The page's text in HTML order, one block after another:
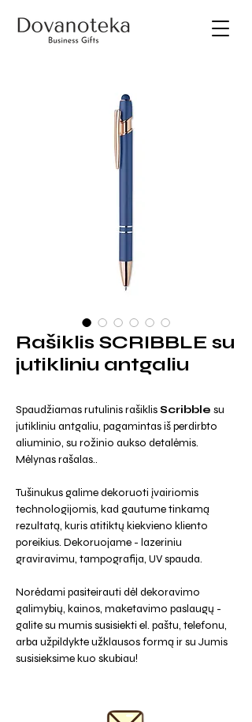
Rašiklis SCRIBBLE su
jutikliniu antgaliu
Spaudžiamas rutulinis rašiklisScribble su
jutikliniu antgaliu, pagamintas iš perdirbto
aliuminio, su rožinio aukso detalėmis.
Mėlynas rašalas..
Tušinukus galime dekoruoti įvairiomis
technologijomis, kad gautume tinkamą
rezultatą, kuris atitiktų kiekvieno kliento
poreikius. Dekoruojame - lazeriniu
graviravimu, tampografija, UV spauda.
Norėdami pasiteirauti dėl dekoravimo
galimybių, kainos, maketavimo paslaugų -
galite su mumis susisiekti el. paštu, telefonu,
arba užpildykte užklausos formą ir su Jumis
susisieksime kuo skubiau!